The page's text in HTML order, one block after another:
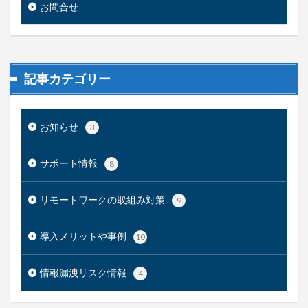
お問合せ
記事カテゴリー
お知らせ 3
サポート情報 8
リモートワークの取組み対策 9
導入メリットや事例 10
情報漏洩リスク情報 4